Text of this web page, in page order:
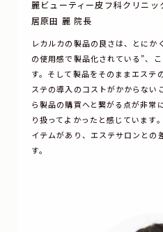
麗ビューティー皮フ科クリニッ
居原田 麗 院長
レカルカの製品の良さは、とにか
の使用感で製品化されている”、
す。そして製品をそのままエステ
ステの導入のコストがかからない
ら製品の購買へと繋がる点が非常
り扱ってよかったと感じています
イテムがあり、エステサロンとの
す。